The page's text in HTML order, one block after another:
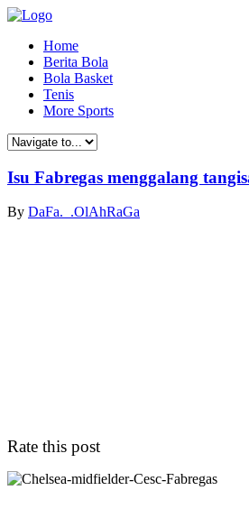
Home
Berita Bola
Bola Basket
Tenis
More Sports
Isu Fabregas menggalang
By DaFa._.OlAhRaGa
Rate this post